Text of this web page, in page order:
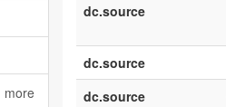
dc.source
dc.source
dc.source
more